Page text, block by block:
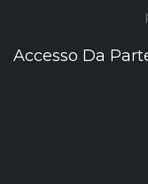
Accesso Da